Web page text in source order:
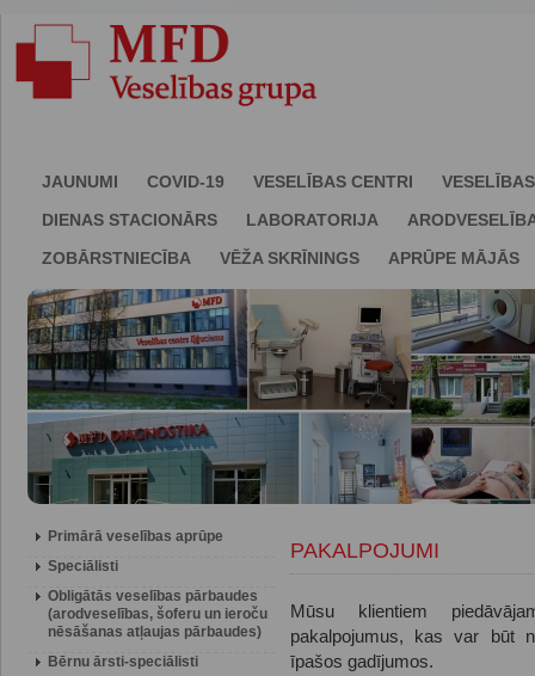
JAUNUMI COVID-19 VESELĪBAS CENTRI
DIENAS STACIONĀRS
LABORATORIJA
ZOBĀRSTNIECĪBA
VĒŽA SKRĪNINGS APRŪPE MĀJĀS
Primārā veselības aprūpe
Speciālisti
Obligātās veselības pārbaudes
(arodveselības, šoferu un ieroču
nēsāšanas atļaujas pārbaudes)
Bērnu ārsti-speciālisti
PAKALPOJUMI
Mūsu klientiem
pakalpojumus, kas var būt
īpašos gadījumos.